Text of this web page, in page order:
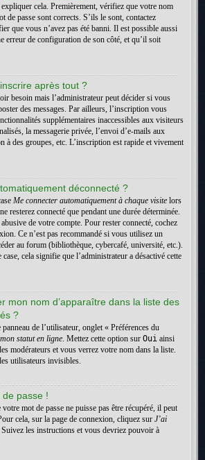
cela. Premièrement, vérifiez que votre nom
de passe sont corrects. S’ils le sont, contactez
que vous n’avez pas été banni. Il est possible aussi
erreur de configuration de son côté, et qu’il soit
après tout ?
besoin mais l’administrateur peut décider si vous
des messages. Par ailleurs, l’inscription vous
supplémentaires inaccessibles aux visiteurs
la messagerie privée, l’envoi d’e-mails aux
à des groupes, etc. L’inscription est rapide et vivement
déconnecté ?
Me connecter automatiquement à chaque visite lors
resterez connecté que pendant une durée déterminée.
de votre compte. Pour rester connecté, cochez
Ce n’est pas recommandé si vous utilisez un
au forum (bibliothèque, cybercafé, université, etc.).
cela signifie que l’administrateur a désactivé cette
mon nom d’apparaître dans la liste des
?
de l’utilisateur, onglet « Préférences du
statut en ligne. Mettez cette option sur Oui ainsi
modérateurs et vous verrez votre nom dans la liste.
utilisateurs invisibles.
de passe !
mot de passe ne puisse pas être récupéré, il peut
cela, sur la page de connexion, cliquez sur J’ai
Suivez les instructions et vous devriez pouvoir à